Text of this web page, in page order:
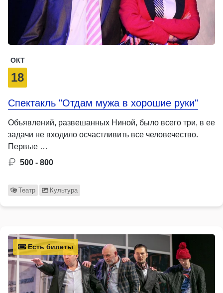
ОКТ
18
Спектакль "Отдам мужа в хорошие руки"
Объявлений, развешанных Ниной, было всего три, в ее
задачи не входило осчастливить все человечество.
Первые …
500 - 800
Театр Культура
Есть билеты